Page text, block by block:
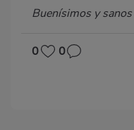
Buenísimos y sanos
0 0